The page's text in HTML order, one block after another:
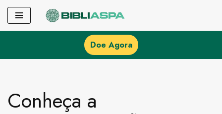
Pular
o
Doe Agora
Conheça a